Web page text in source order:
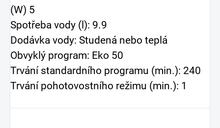
(W) 5
Spotřeba vody (l): 9.9
Dodávka vody: Studená nebo teplá
Obvyklý program: Eko 50
Trvání standardního programu (min.): 240
Trvání pohotovostního režimu (min.): 1